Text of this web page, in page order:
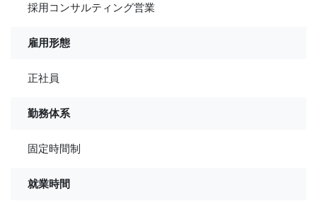
採用コンサルティング営業
雇用形態
正社員
勤務体系
固定時間制
就業時間